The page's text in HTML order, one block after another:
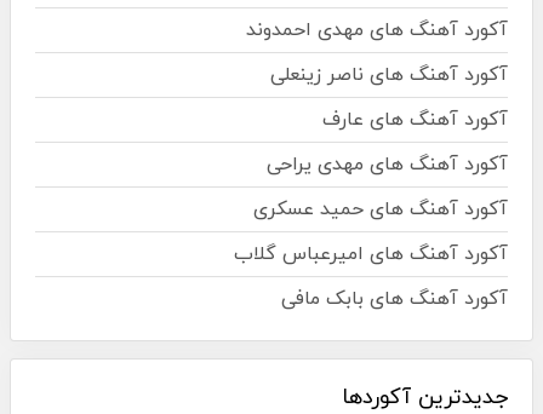
آکورد آهنگ های مهدی احمدوند
آکورد آهنگ های ناصر زینعلی
آکورد آهنگ های عارف
آکورد آهنگ های مهدی یراحی
آکورد آهنگ های حمید عسکری
آکورد آهنگ های امیرعباس گلاب
آکورد آهنگ های بابک مافی
جدیدترین آکوردها